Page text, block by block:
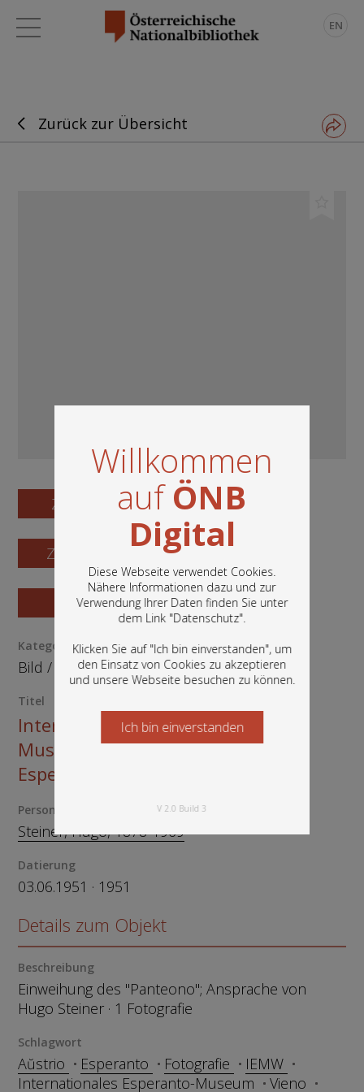
Willkommen
aufÖNB
Digital
Diese Webseite verwendet Cookies.
Nähere Informationen dazu und zur
Verwendung Ihrer Daten finden Sie unter
dem Link "Datenschutz".
Klicken Sie auf "Ich bin einverstanden", um
den Einsatz von Cookies zu akzeptieren
und unsere Webseite besuchen zu können.
In diesem Portal finden Sie die digitalen
Bestände der Österreichischen
Nationalbibliothek: Bücher, Fotografien,
Grafiken und vieles mehr.
Ich bin einverstanden
Starten Sie jetzt
V 2.0 Build 3
EN
Zurück zur Übersicht
Zum Digitalisat
Zum Katalogisat
Zur Vorschau
Kategorie / Medientyp
Bild/ Fotografie
Titel
Internationales Esperanto-
Museum, Wien 1951: = Internacia
Esperanto-Muzeo, Vieno 1951
Person
Steiner, Hugo, 1878-1969
Datierung
03.06.1951 · 1951
Details zum Objekt
Beschreibung
Einweihung des "Panteono"; Ansprache von
Hugo Steiner · 1 Fotografie
Schlagwort
Aŭstrio Esperanto Fotografie
IEMW
Internationales Esperanto-Museum
Vieno